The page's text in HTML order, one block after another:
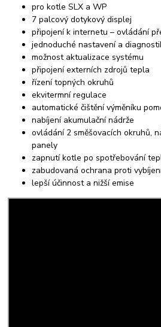
pro kotle SLX a WP
7 palcový dotykový displej
připojení k internetu – ovládání
jednoduché nastavení a
možnost aktualizace systému
připojení externích zdrojů tepla
řízení topných okruhů
ekvitermní regulace
automatické čištění výměníku
nabíjení akumulační nádrže
ovládání 2 směšovacích okruhů,
panely
zapnutí kotle po spotřebování
zabudovaná ochrana proti
lepší účinnost a nižší emise